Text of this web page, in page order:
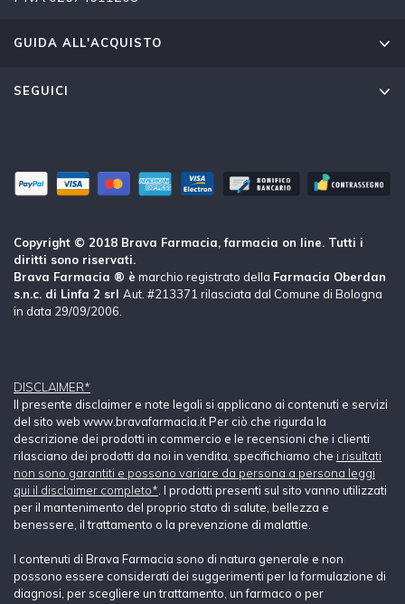
GUIDA ALL'ACQUISTO
SEGUICI
Copyright © 2018 Brava Farmacia, farmacia on line. Tutti i
diritti sono riservati.
Brava Farmacia ® è marchio registrato della Farmacia Oberdan
s.n.c. di Linfa 2 srl Aut. #213371 rilasciata dal Comune di Bologna
in data 29/09/2006.
DISCLAIMER*
Il presente disclaimer e note legali si applicano ai contenuti e servizi
del sito web www.bravafarmacia.it Per ciò che rigurda la
descrizione dei prodotti in commercio e le recensioni che i clienti
rilasciano dei prodotti da noi in vendita, specifichiamo che i risultati
non sono garantiti e possono variare da persona a persona leggi
qui il disclaimer completo* . I prodotti presenti sul sito vanno utilizzati
per il mantenimento del proprio stato di salute, bellezza e
benessere, il trattamento o la prevenzione di malattie.
I contenuti di Brava Farmacia sono di natura generale e non
possono essere considerati dei suggerimenti per la formulazione di
diagnosi, per scegliere un trattamento, un farmaco o per